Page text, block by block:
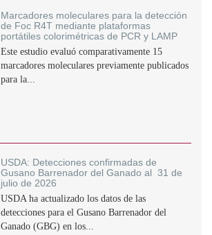
Marcadores moleculares para la detección
de Foc R4T mediante plataformas
portátiles colorimétricas de PCR y LAMP
Este estudio evaluó comparativamente 15
marcadores moleculares previamente publicados
para la...
USDA: Detecciones confirmadas de
Gusano Barrenador del Ganado al 31 de
julio de 2026
USDA ha actualizado los datos de las
detecciones para el Gusano Barrenador del
Ganado (GBG) en los...